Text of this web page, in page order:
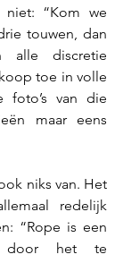
niet: “Kom we
touwen, dan
alle discretie
toe in volle
foto’s van die
maar eens
niks van. Het
redelijk
“Rope is een
door het te